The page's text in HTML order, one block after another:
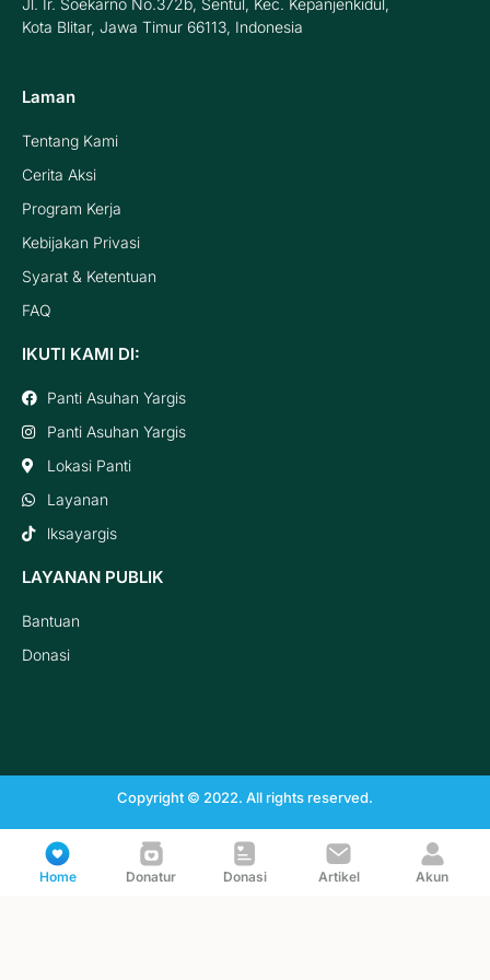
Jl. Ir. Soekarno No.372b, Sentul, Kec. Kepanjenkidul,
Kota Blitar, Jawa Timur 66113, Indonesia
Laman
Tentang Kami
Cerita Aksi
Program Kerja
Kebijakan Privasi
Syarat & Ketentuan
FAQ
IKUTI KAMI DI:
Panti Asuhan Yargis
Panti Asuhan Yargis
Lokasi Panti
Layanan
lksayargis
LAYANAN PUBLIK
Bantuan
Donasi
Copyright © 2022. All rights reserved.
Home Donatur Donasi Artikel Akun